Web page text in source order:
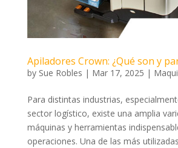
Apiladores Crown: ¿Qué son y
by Sue Robles | Mar 17, 2025 |
Para distintas industrias,
sector logístico, existe una amplia
máquinas y herramientas
operaciones. Una de las más